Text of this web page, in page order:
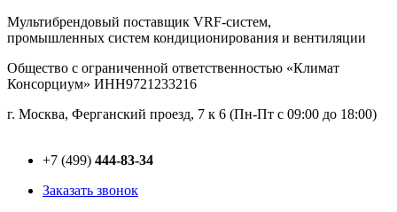
Перейти
к
Мультибрендовый поставщик VRF-cистем,
промышленных систем кондиционирования и вентиляции
Общество с ограниченной ответственностью «Климат
Консорциум» ИНН9721233216
г. Москва, Ферганский проезд, 7 к 6 (Пн-Пт с 09:00 до 18:00)
+7 (499) 444-83-34
Заказать звонок